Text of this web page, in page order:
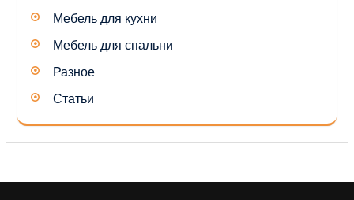
Мебель для кухни
Мебель для спальни
Разное
Статьи